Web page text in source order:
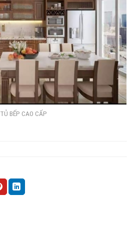
TỦ BẾP CAO CẤP